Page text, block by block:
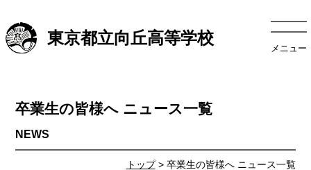
東京都立向丘高等学校
メニュー
トップ> 卒業生の皆様へ ニュース一覧
卒業生の皆様へ ニュース一覧